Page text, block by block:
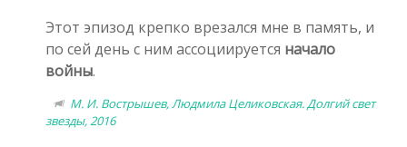
Этот эпизод крепко врезался мне в память, и
по сей день с ним ассоциируется начало
войны.
М. И. Вострышев, Людмила Целиковская. Долгий свет
звезды, 2016